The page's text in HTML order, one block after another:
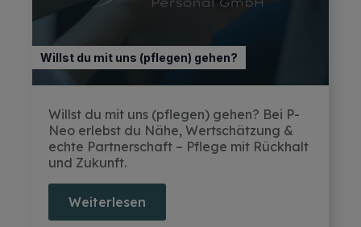
Willst du mit uns (pflegen) gehen?
Willst du mit uns (pflegen) gehen? Bei P-
Neo erlebst du Nähe, Wertschätzung &
echte Partnerschaft – Pflege mit Rückhalt
und Zukunft.
Weiterlesen